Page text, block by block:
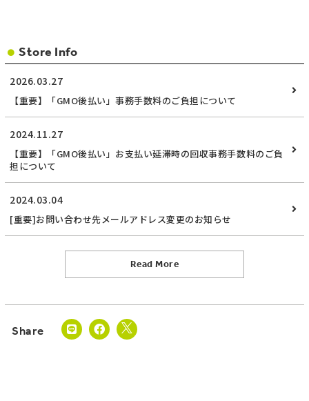
Store Info
2026.03.27
【重要】「GMO後払い」事務手数料のご負担について
2024.11.27
【重要】「GMO後払い」お支払い延滞時の回収事務手数料のご負
担について
2024.03.04
[重要]お問い合わせ先メールアドレス変更のお知らせ
Read More